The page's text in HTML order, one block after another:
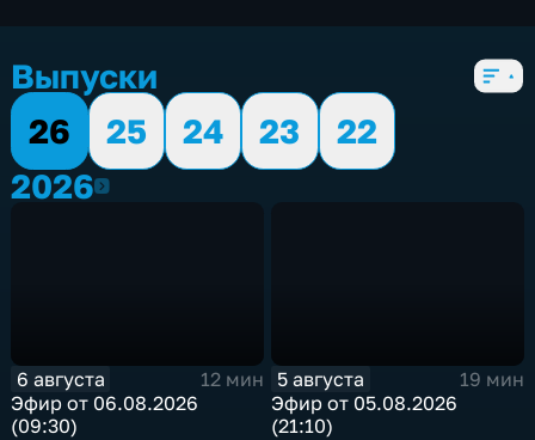
Выпуски
26
25 24 23
22
20262026
6 августа
12 мин
Эфир от 06.08.2026
(09:30)
5 августа
19 мин
Эфир от 05.08.2026
(21:10)